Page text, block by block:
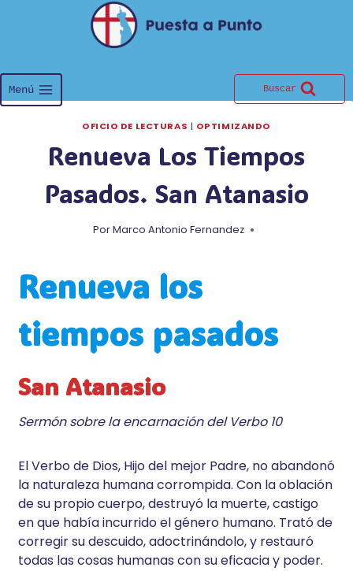
Menú Buscar
OFICIO DE LECTURAS | OPTIMIZANDO
Renueva Los Tiempos
Pasados. San Atanasio
PorMarco Antonio Fernandez
Renueva los
tiempos pasados
San Atanasio
Sermón sobre la encarnación del Verbo 10
El Verbo de Dios, Hijo del mejor Padre, no abandonó
la naturaleza humana corrompida. Con la oblación
de su propio cuerpo, destruyó la muerte, castigo
en que había incurrido el género humano. Trató de
corregir su descuido, adoctrinándolo, y restauró
todas las cosas humanas con su eficacia y poder.